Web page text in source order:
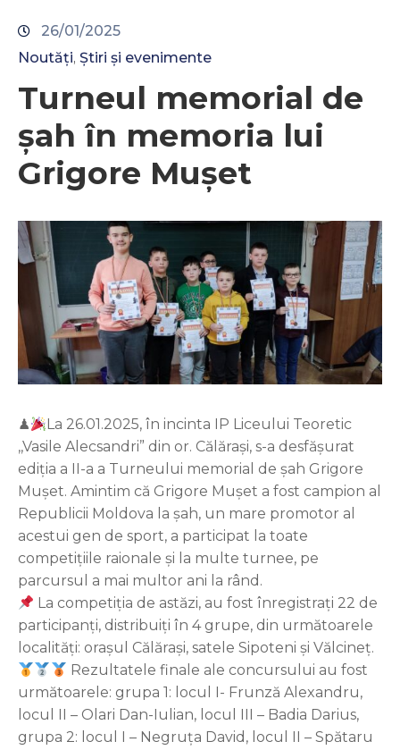
26/01/2025
Noutăți‚ Știri și evenimente
Turneul memorial de
șah în memoria lui
Grigore Mușet
♟
La 26.01.2025, în incinta IP Liceului Teoretic
,,Vasile Alecsandri” din or. Călărași, s-a desfășurat
ediția a II-a a Turneului memorial de șah Grigore
Mușet. Amintim că Grigore Mușet a fost campion al
Republicii Moldova la șah, un mare promotor al
acestui gen de sport, a participat la toate
competițiile raionale și la multe turnee, pe
parcursul a mai multor ani la rând.
La competiția de astăzi, au fost înregistrați 22 de
participanți, distribuiți în 4 grupe, din următoarele
localități: orașul Călărași, satele Sipoteni și Vălcineț.
Rezultatele finale ale concursului au fost
următoarele: grupa 1: locul I- Frunză Alexandru,
locul II – Olari Dan-Iulian, locul III – Badia Darius,
grupa 2: locul I – Negruța David, locul II – Spătaru